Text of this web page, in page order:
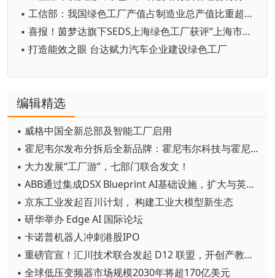
▪ 工信部：我国绿色工厂产值占制造业总产值比重超17%
▪ 喜报！茵梦达旗下SEDS上海绿色工厂获评“上海市智能工厂”！
▪ 打造能效之眼 台达赋力汽车企业建设绿色工厂
编辑精选
▪ 威格中国全新总部及智能工厂启用
▪ 霍尼韦尔发布分拆后全新品牌：霍尼韦尔科技与霍尼韦尔航空航天
▪ 大力发展“工厂游”，七部门联合发文！
▪ ABB通过集成DSX Blueprint AI基础设施，扩大与英伟达的合作
▪ 京东工业发起百川计划， 构建工业大模型新生态
▪ 研华举办 Edge AI 国际论坛
▪ 卡诺普机器人冲刺港股IPO
▪ 重磅官宣！汇川技术联合发起 D12 联盟，开创产教融合新范式
▪ 全球低压变频器市场规模2030年将超170亿美元